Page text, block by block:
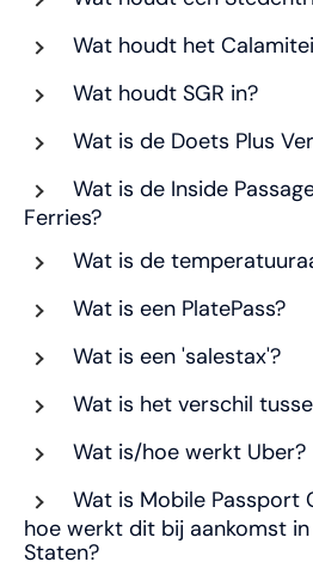
Wat houdt het
Wat houdt SGR in?
Wat is de Doets Plus
Wat is de Inside
Ferries?
Wat is de
Wat is een PlatePass?
Wat is een 'salestax'?
Wat is het verschil
Wat is/hoe werkt Uber?
Wat is Mobile Passport
hoe werkt dit bij aankomst
Staten?